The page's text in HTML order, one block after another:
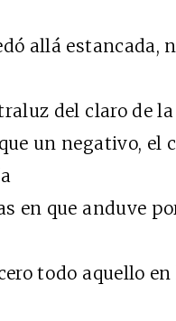
allá estancada,
del claro de la
un negativo, el
en que anduve
todo aquello en